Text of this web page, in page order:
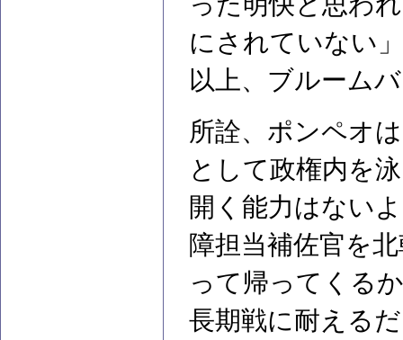
にされていない
以上、ブルーム
所詮、ポンペオ
として政権内を
開く能力はない
障担当補佐官を
って帰ってくる
長期戦に耐える